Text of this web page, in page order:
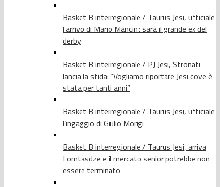
Basket B interregionale / Taurus Jesi, ufficiale
l’arrivo di Mario Mancini: sarà il grande ex del
derby
Basket B interregionale / PJ Jesi, Stronati
lancia la sfida: “Vogliamo riportare Jesi dove è
stata per tanti anni”
Basket B interregionale / Taurus Jesi, ufficiale
l’ingaggio di Giulio Morigi
Basket B interregionale / Taurus Jesi, arriva
Lomtasdze e il mercato senior potrebbe non
essere terminato